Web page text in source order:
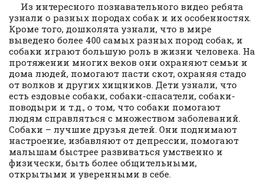
Из интересного познавательного видео ребята
узнали о разных породах собак и их особенностях.
Кроме того, дошколята узнали, что в мире
выведено более 400 самых разных пород собак, и
собаки играют большую роль в жизни человека. На
протяжении многих веков они охраняют семьи и
дома людей, помогают пасти скот, охраняя стадо
от волков и других хищников. Дети узнали, что
есть ездовые собаки, собаки-спасатели, собаки-
поводыри и т.д., о том, что собаки помогают
людям справляться с множеством заболеваний.
Собаки – лучшие друзья детей. Они поднимают
настроение, избавляют от депрессии, помогают
малышам быстрее развиваться умственно и
физически, быть более общительными,
открытыми и уверенными в себе.